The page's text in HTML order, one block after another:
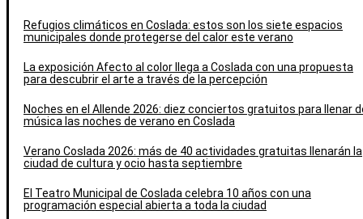
Refugios climáticos en Coslada: estos son los siete espacios
municipales donde protegerse del calor este verano
La exposición Afecto al color llega a Coslada con una propuesta
para descubrir el arte a través de la percepción
Noches en el Allende 2026: diez conciertos gratuitos para llenar
música las noches de verano en Coslada
Verano Coslada 2026: más de 40 actividades gratuitas llenarán la
ciudad de cultura y ocio hasta septiembre
El Teatro Municipal de Coslada celebra 10 años con una
programación especial abierta a toda la ciudad